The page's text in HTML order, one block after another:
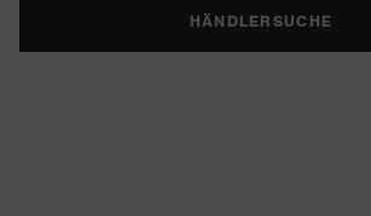
HÄNDLERSUCHE